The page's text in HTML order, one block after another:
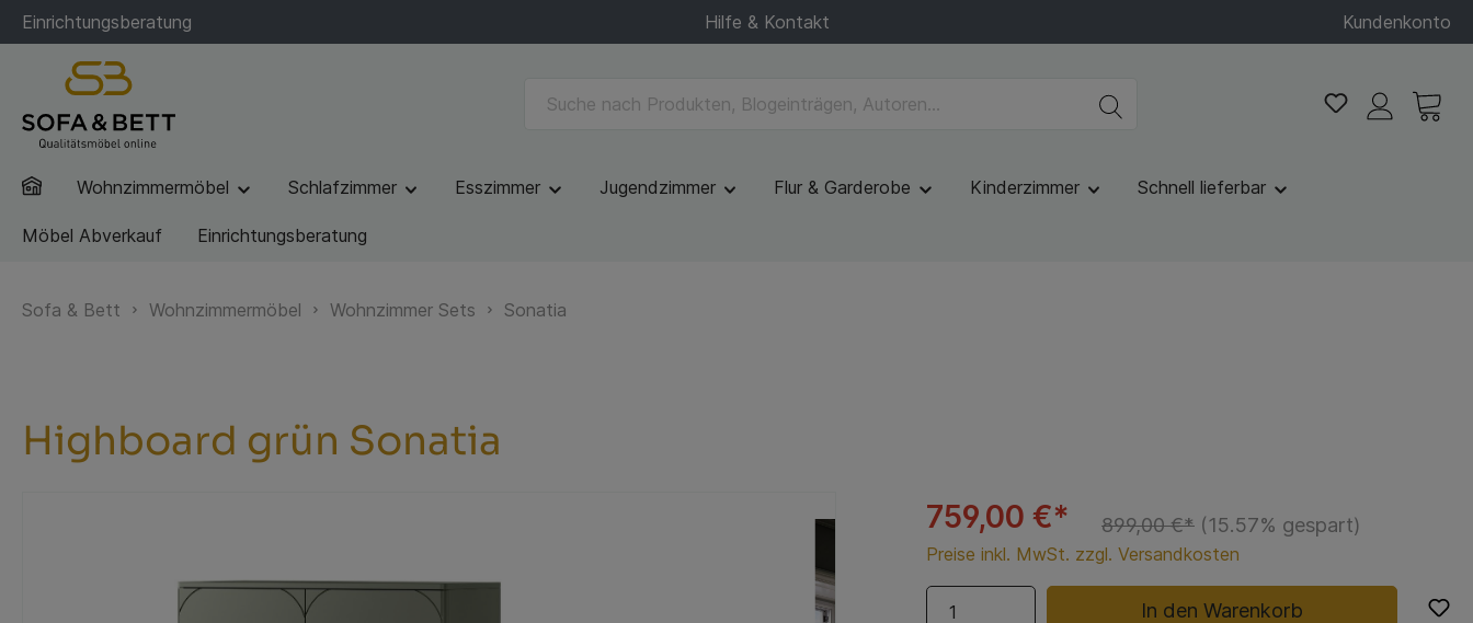
Einrichtungsberatung Hilfe & Kontakt Kundenkonto
Wohnzimmermöbel Schlafzimmer Esszimmer Jugendzimmer Flur & Garderobe Kinderzimmer Schnell lieferbar
Möbel Abverkauf Einrichtungsberatung
Sofa & Bett Wohnzimmermöbel Wohnzimmer Sets Sonatia
Highboard grün Sonatia
759,00 €* 899,00 €* (15.57% gespart)
Preise inkl. MwSt. zzgl. Versandkosten
In den Warenkorb